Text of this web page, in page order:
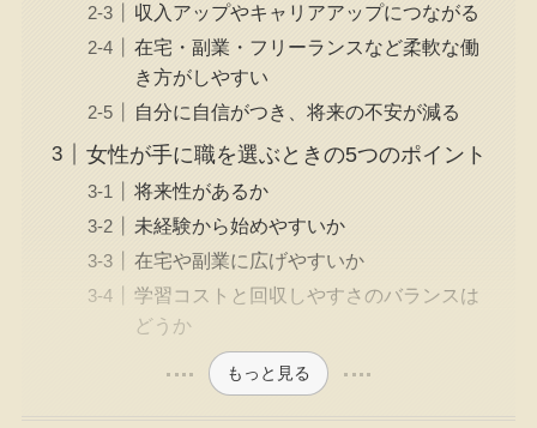
収入アップやキャリアアップにつながる
在宅・副業・フリーランスなど柔軟な働
き方がしやすい
自分に自信がつき、将来の不安が減る
女性が手に職を選ぶときの5つのポイント
将来性があるか
未経験から始めやすいか
在宅や副業に広げやすいか
学習コストと回収しやすさのバランスは
どうか
もっと見る